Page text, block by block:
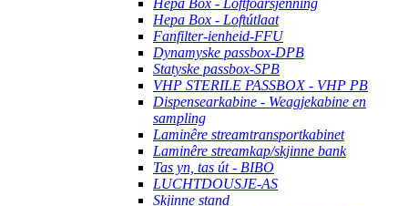
Hepa Box - Loftfoarsjenning
Hepa Box - Loftútlaat
Fanfilter-ienheid-FFU
Dynamyske passbox-DPB
Statyske passbox-SPB
VHP STERILE PASSBOX - VHP PB
Dispensearkabine - Weagjekabine en
sampling
Laminêre streamtransportkabinet
Laminêre streamkap/skjinne bank
Tas yn, tas út - BIBO
LUCHTDOUSJE-AS
Skjinne stand